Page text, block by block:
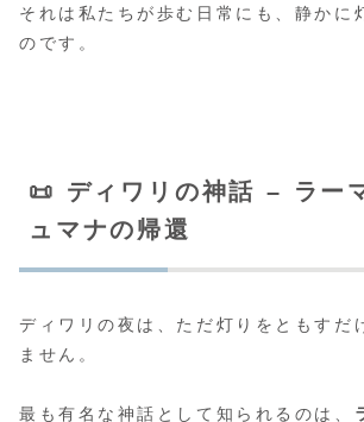
それは私たちが歩む日常にも、静かに
のです。
📜 ディワリの神話 – ラー
ュマナの帰還
ディワリの夜は、ただ灯りをともすだ
ません。
最も有名な神話として知られるのは、